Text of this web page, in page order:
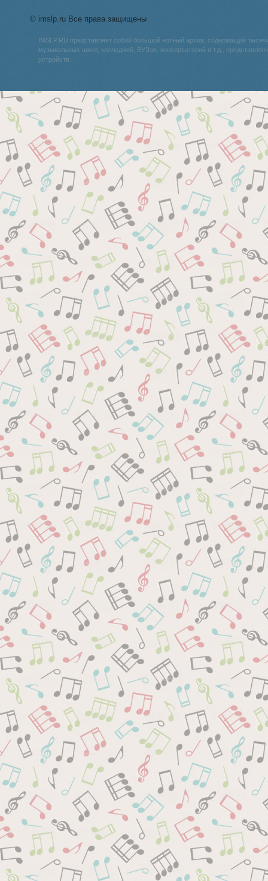
© imslp.ru Все права защищены
IMSLP.RU представляет собой большой нотный архив, содержащий
музыкальных школ, колледжей, ВУЗов, консерваторий и т.д.,
устройств.